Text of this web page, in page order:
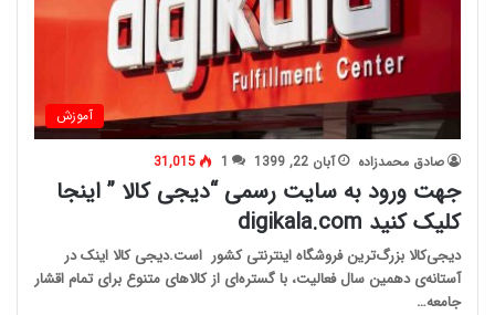
آموزش
صادق محمدزاده آبان 22, 1399 1
31,015
جهت ورود به سایت رسمی “دیجی کالا ” اینجا
کلیک کنید digikala.com
دیجی‌کالا بزرگ‌ترین فروشگاه اینترنتی کشور است.دیجی کالا اینک در
آستانه‌ی دهمین سال فعالیت، با گستره‌ای از کالاهای متنوع برای تمام اقشار
جامعه…